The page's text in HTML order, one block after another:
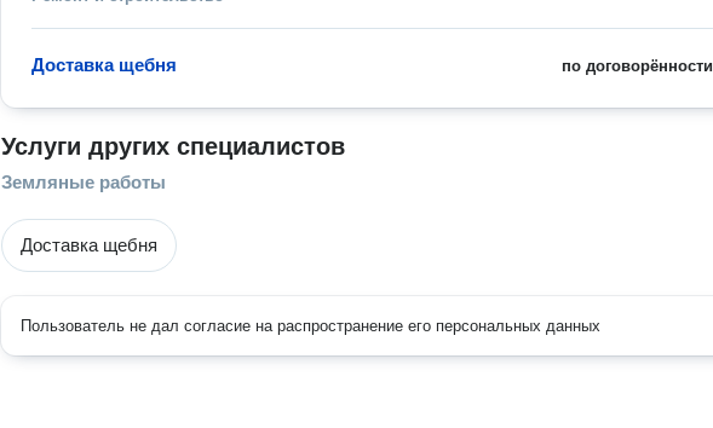
по договорённости
Доставка щебня
Услуги других специалистов
Земляные работы
Доставка щебня
Пользователь не дал согласие на распространение его персональных данных